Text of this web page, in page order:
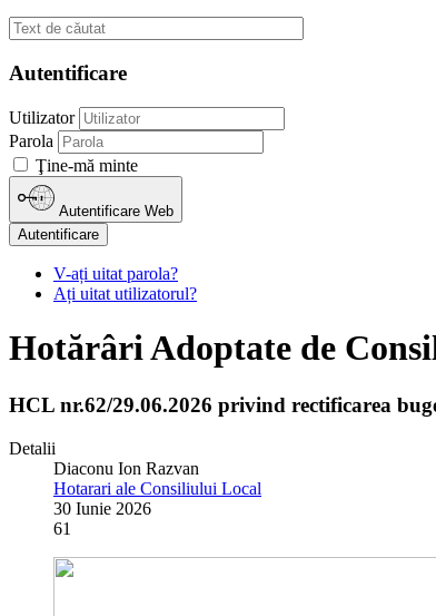
Autentificare
Utilizator
Parola
Ţine-mă minte
Autentificare Web
Autentificare
V-ați uitat parola?
Ați uitat utilizatorul?
Hotărâri Adoptate de
HCL nr.62/29.06.2026 privind rectificarea
Detalii
Diaconu Ion Razvan
Hotarari ale Consiliului Local
30 Iunie 2026
61